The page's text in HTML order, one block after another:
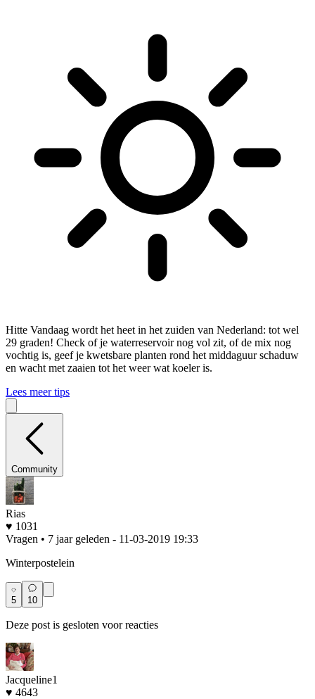
Hitte Vandaag wordt het heet in het zuiden van Nederland: tot wel
29 graden! Check of je waterreservoir nog vol zit, of de mix nog
vochtig is, geef je kwetsbare planten rond het middaguur schaduw
en wacht met zaaien tot het weer wat koeler is.
Lees meer tips
Community
Rias
♥ 1031
Vragen • 7 jaar geleden - 11-03-2019 19:33
Winterpostelein
5 10
Deze post is gesloten voor reacties
Jacqueline1
♥ 4643